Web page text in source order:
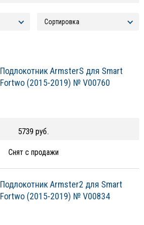
Подлокотник ArmsterS для Smart
Fortwo (2015-2019) № V00760
5739 руб.
Снят с продажи
Подлокотник Armster2 для Smart
Fortwo (2015-2019) № V00834